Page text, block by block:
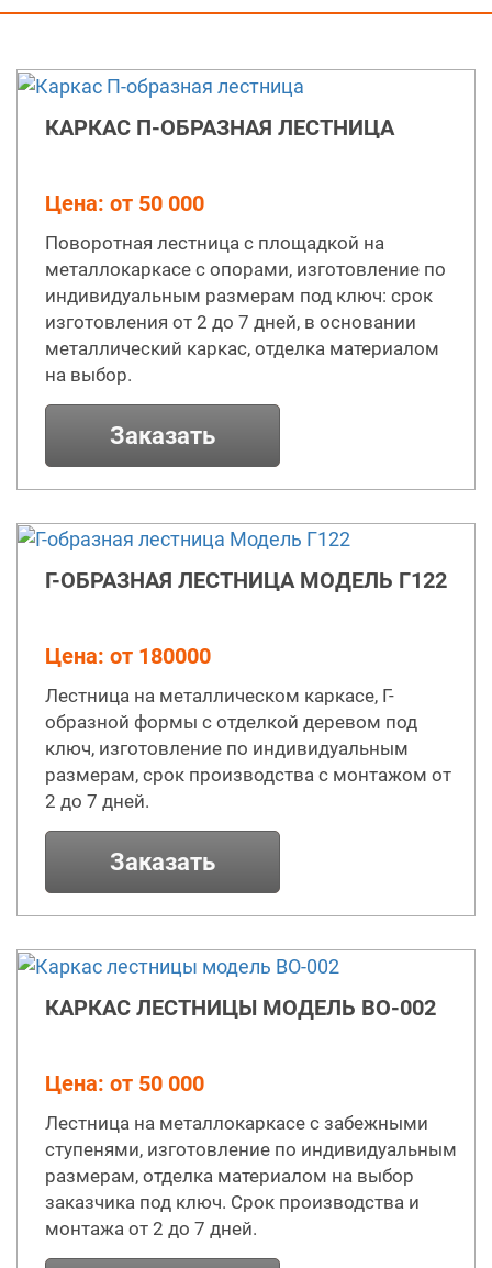
КАРКАС П-ОБРАЗНАЯ ЛЕСТНИЦА
Цена: от 50 000
Поворотная лестница с площадкой на
металлокаркасе с опорами, изготовление по
индивидуальным размерам под ключ: срок
изготовления от 2 до 7 дней, в основании
металлический каркас, отделка материалом
на выбор.
Заказать
Г-ОБРАЗНАЯ ЛЕСТНИЦА МОДЕЛЬ Г122
Цена: от 180000
Лестница на металлическом каркасе, Г-
образной формы с отделкой деревом под
ключ, изготовление по индивидуальным
размерам, срок производства с монтажом от
2 до 7 дней.
Заказать
КАРКАС ЛЕСТНИЦЫ МОДЕЛЬ ВО-002
Цена: от 50 000
Лестница на металлокаркасе с забежными
ступенями, изготовление по индивидуальным
размерам, отделка материалом на выбор
заказчика под ключ. Срок производства и
монтажа от 2 до 7 дней.